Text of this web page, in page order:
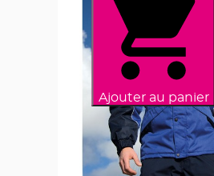
Ajouter au panier